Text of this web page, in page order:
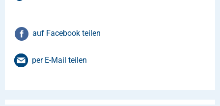
auf Facebook teilen
per E-Mail teilen